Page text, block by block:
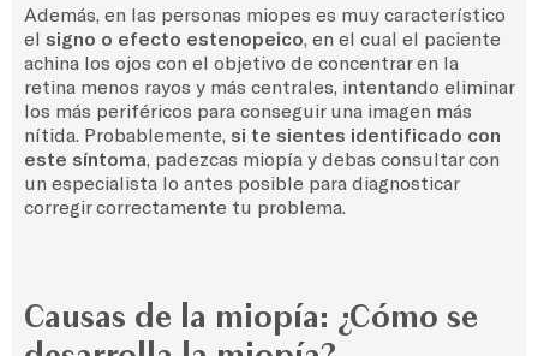
Además, en las personas miopes es muy característico
el signo o efecto estenopeico , en el cual el paciente
achina los ojos con el objetivo de concentrar en la
retina menos rayos y más centrales, intentando eliminar
los más periféricos para conseguir una imagen más
nítida. Probablemente, si te sientes identificado con
este síntoma , padezcas miopía y debas consultar con
un especialista lo antes posible para diagnosticar
corregir correctamente tu problema.
Causas de la miopía: ¿Cómo se